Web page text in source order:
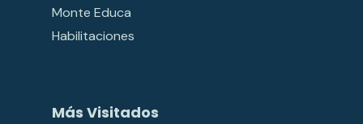
Monte Educa
Habilitaciones
Más Visitados